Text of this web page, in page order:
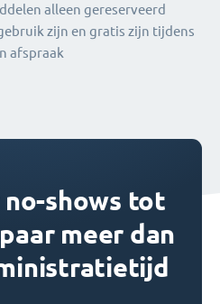
alleen gereserveerd
zijn en gratis zijn tijdens
afspraak
shows tot
meer dan